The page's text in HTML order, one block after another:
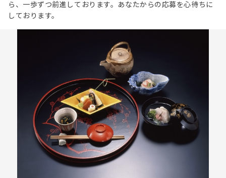
ら、一歩ずつ前進しております。あなたからの応募を心待ちに
しております。